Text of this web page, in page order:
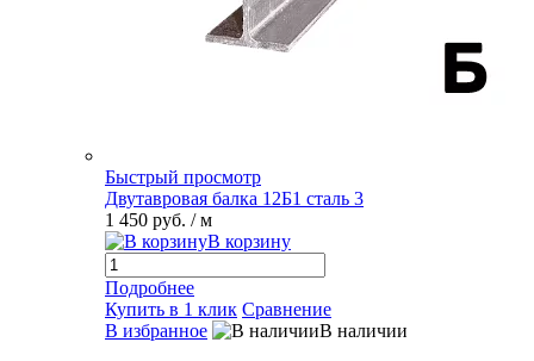
Быстрый просмотр
Двутавровая балка 12Б1 сталь 3
1 450 руб. / м
В корзину
Подробнее
Купить в 1 клик Сравнение
В избранное
В наличии